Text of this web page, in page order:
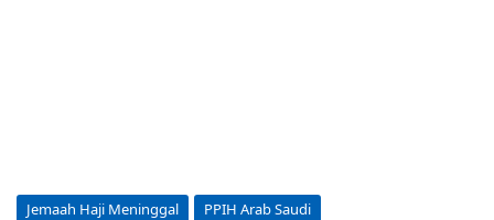
Jemaah Haji Meninggal PPIH Arab Saudi